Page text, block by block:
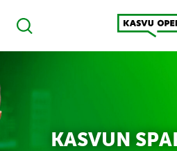
Haku
Kasvu Open
KASVUN